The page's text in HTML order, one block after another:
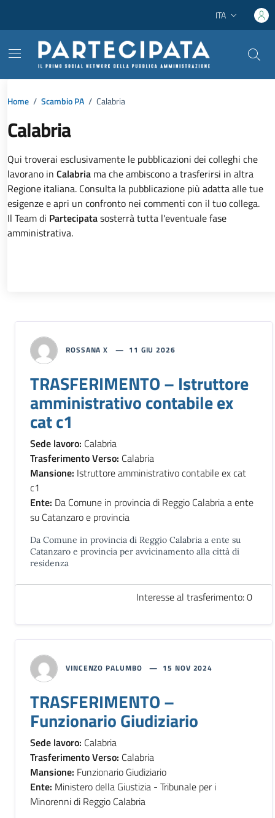
Lingua attiva:
ITA
Home / Scambio PA / Calabria
Calabria
Dettagli dell'argomento
Qui troverai esclusivamente le pubblicazioni dei colleghi che
lavorano in Calabria ma che ambiscono a trasferirsi in altra
Regione italiana. Consulta la pubblicazione più adatta alle tue
esigenze e apri un confronto nei commenti con il tuo collega.
Il Team di Partecipatasosterrà tutta l'eventuale fase
amministrativa.
ROSSANA X 11 GIU 2026
TRASFERIMENTO – Istruttore
amministrativo contabile ex
cat c1
Sede lavoro: Calabria
Trasferimento Verso: Calabria
Mansione: Istruttore amministrativo contabile ex cat
c1
Ente: Da Comune in provincia di Reggio Calabria a ente
su Catanzaro e provincia
Da Comune in provincia di Reggio Calabria a ente su
Catanzaro e provincia per avvicinamento alla città di
residenza
Interesse al trasferimento: 0
VINCENZO PALUMBO 15 NOV 2024
TRASFERIMENTO –
Funzionario Giudiziario
Sede lavoro: Calabria
Trasferimento Verso: Calabria
Mansione: Funzionario Giudiziario
Ente: Ministero della Giustizia - Tribunale per i
Minorenni di Reggio Calabria